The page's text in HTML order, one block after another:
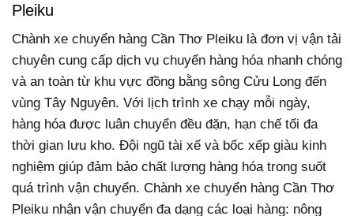
Pleiku
Chành xe chuyển hàng Cần Thơ Pleiku là đơn vị vận tải
chuyên cung cấp dịch vụ chuyển hàng hóa nhanh chóng
và an toàn từ khu vực đồng bằng sông Cửu Long đến
vùng Tây Nguyên. Với lịch trình xe chạy mỗi ngày,
hàng hóa được luân chuyển đều đặn, hạn chế tối đa
thời gian lưu kho. Đội ngũ tài xế và bốc xếp giàu kinh
nghiệm giúp đảm bảo chất lượng hàng hóa trong suốt
quá trình vận chuyển. Chành xe chuyển hàng Cần Thơ
Pleiku nhận vận chuyển đa dạng các loại hàng: nông